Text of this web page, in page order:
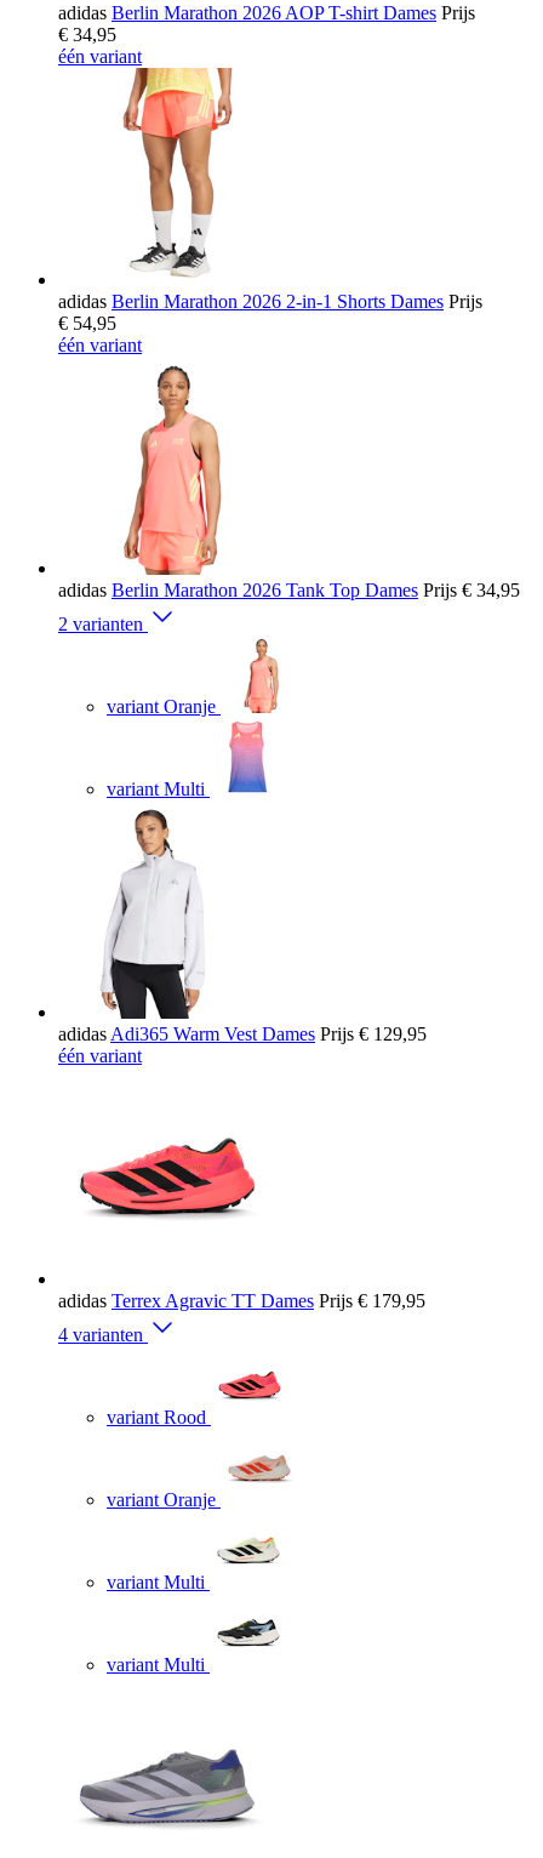
adidas Berlin Marathon 2026 AOP T-shirt Dames Prijs
€ 34,95
één variant
adidas Berlin Marathon 2026 2-in-1 Shorts Dames Prijs
€ 54,95
één variant
adidas Berlin Marathon 2026 Tank Top Dames Prijs € 34,95
2 varianten
variant Oranje
variant Multi
adidas Adi365 Warm Vest Dames Prijs € 129,95
één variant
adidas Terrex Agravic TT Dames Prijs € 179,95
4 varianten
variant Rood
variant Oranje
variant Multi
variant Multi